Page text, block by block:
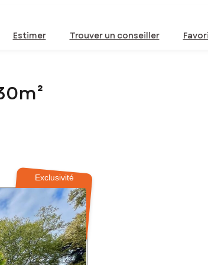
Estimer Trouver un conseiller
Exclusivité